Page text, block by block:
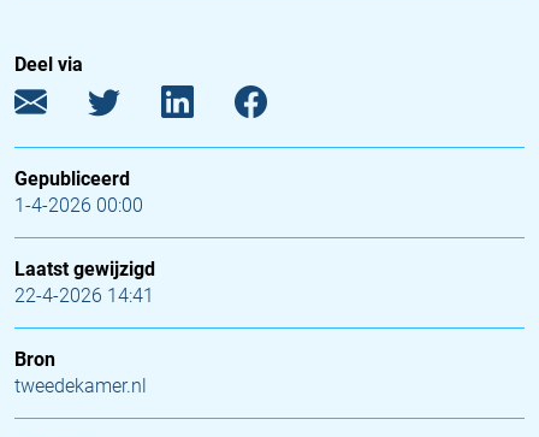
Deel via
Gepubliceerd
1-4-2026 00:00
Laatst gewijzigd
22-4-2026 14:41
Bron
tweedekamer.nl